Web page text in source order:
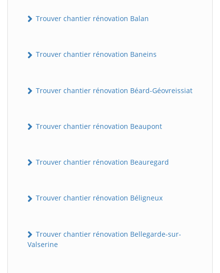
Trouver chantier rénovation Balan
Trouver chantier rénovation Baneins
Trouver chantier rénovation Béard-Géovreissiat
Trouver chantier rénovation Beaupont
Trouver chantier rénovation Beauregard
Trouver chantier rénovation Béligneux
Trouver chantier rénovation Bellegarde-sur-
Valserine